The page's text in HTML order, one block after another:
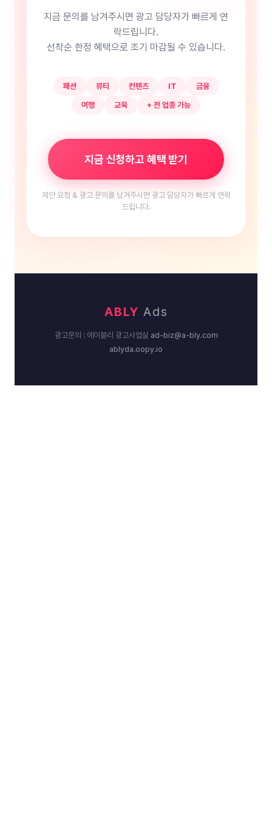
지금 문의를 남겨주시면 광고 담당자가 빠르게 연
락드립니다.
선착순 한정 혜택으로 조기 마감될 수 있습니다.
패션 뷰티 컨텐츠 IT 금융
여행 교육 + 전 업종 가능
지금 신청하고 혜택 받기
제안 요청 & 광고 문의를 남겨주시면 광고 담당자가 빠르게 연락
드립니다.
ABLY Ads
광고문의 : 에이블리 광고사업실 ad-biz@a-bly.com
ablyda.oopy.io